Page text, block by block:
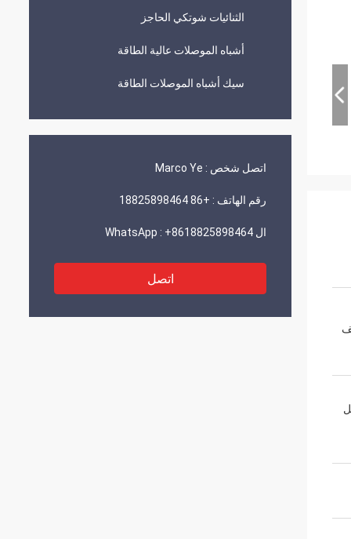
الثنائيات شوتكي الحاجز
أشباه الموصلات عالية الطاقة
سيك أشباه الموصلات الطاقة
اتصل شخص : Marco Ye
رقم الهاتف : +86 18825898464
ال WhatsApp : +8618825898464
اتصل